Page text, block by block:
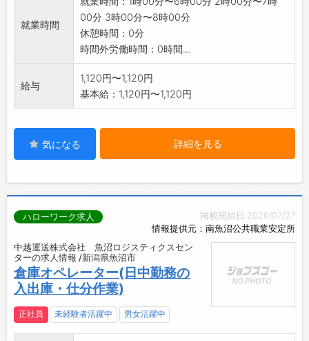
※変更範囲:会社の定める業務
就業時間
00分 3時00分〜8時00分
休憩時間：0分
時間外労働時間：0時間...
給与
1,120円〜1,120円
基本給：1,120円〜1,120円
気になる 詳細を見る
掲載開始日:2026/07/27
情報提供元：南魚沼公共職業安定所
ハローワーク求人
中越運送株式会社 魚沼ロジスティクスセン
ターの求人情報 /新潟県魚沼市
倉庫オペレーター(日中勤務の
入出庫・仕分作業)
正社員 未経験者活躍中 男女活躍中